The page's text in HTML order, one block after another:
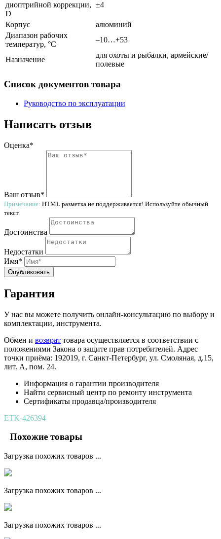
диоптрийной коррекции,
D
±4
Корпус
алюминий
Диапазон рабочих
температур, °С
–10…+53
Назначение
для охоты и рыбалки, армейские/
полевые
Список документов товара
Руководство по эксплуатации
Написать отзыв
Оценка*
Ваш отзыв*
Примечание: HTML разметка не поддерживается! Используйте обычный
текст.
Достоинства
Недостатки
Имя*
Опубликовать
Гарантия
У нас вы можете получить онлайн-консультацию по выбору и
комплектации, инструмента.
Обмен и возврат товара осуществляется в соответствии с
положениями Закона о защите прав потребителей. Адрес
точки приёма: 192019, г. Санкт-Петербург, ул. Смоляная, д.15,
лит. А, пом. 24.
Информация о гарантии производителя
Найти сервисный центр по ремонту инструмента
Сертификаты продавца/производителя
ETK-426394
Похожие товары
Загрузка похожих товаров ...
Загрузка похожих товаров ...
Загрузка похожих товаров ...